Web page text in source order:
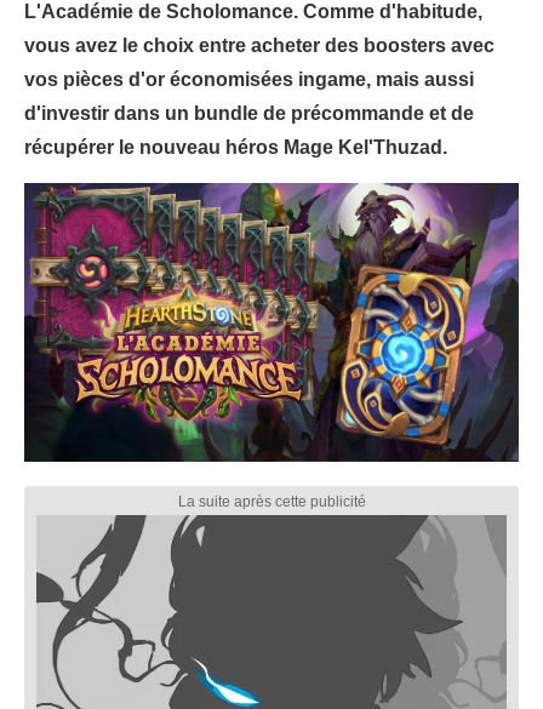
L'Académie de Scholomance. Comme d'habitude,
vous avez le choix entre acheter des boosters avec
vos pièces d'or économisées ingame, mais aussi
d'investir dans un bundle de précommande et de
récupérer le nouveau héros Mage Kel'Thuzad.